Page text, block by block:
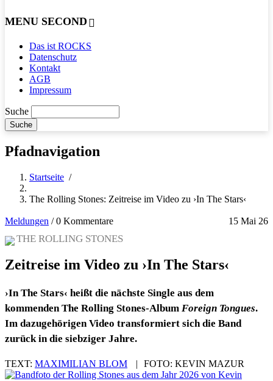
MENU SECOND
Das ist ROCKS
Datenschutz
Kontakt
AGB
Impressum
Suche
Pfadnavigation
Startseite /
The Rolling Stones: Zeitreise im Video zu ›In The Stars‹
Meldungen 15 Mai 26
/0 Kommentare
THE ROLLING STONES
Zeitreise im Video zu ›In The Stars‹
›In The Stars‹ heißt die nächste Single aus dem
kommenden The Rolling Stones-Album Foreign Tongues.
Im dazugehörigen Video transformiert sich die Band
zurück in die siebziger Jahre.
TEXT: MAXIMILIAN BLOM | FOTO: KEVIN MAZUR